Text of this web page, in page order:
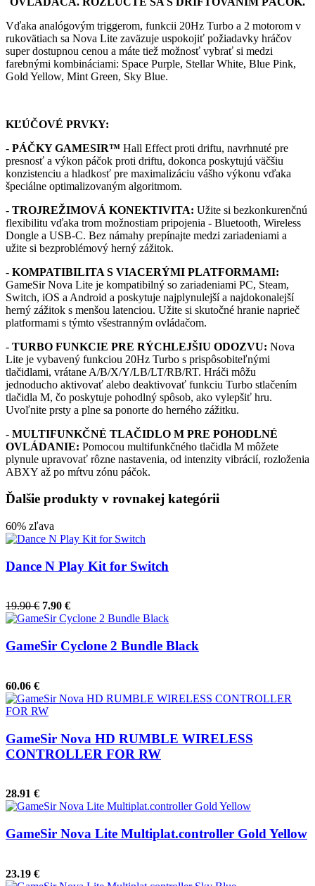
Vďaka analógovým triggerom, funkcii 20Hz Turbo a 2 motorom v
rukovätiach sa Nova Lite zaväzuje uspokojiť požiadavky hráčov
super dostupnou cenou a máte tiež možnosť vybrať si medzi
farebnými kombináciami: Space Purple, Stellar White, Blue Pink,
Gold Yellow, Mint Green, Sky Blue.
KĽÚČOVÉ PRVKY:
- PÁČKY GAMESIR™ Hall Effect proti driftu, navrhnuté pre
presnosť a výkon páčok proti driftu, dokonca poskytujú väčšiu
konzistenciu a hladkosť pre maximalizáciu vášho výkonu vďaka
špeciálne optimalizovaným algoritmom.
- TROJREŽIMOVÁ KONEKTIVITA: Užite si bezkonkurenčnú
flexibilitu vďaka trom možnostiam pripojenia - Bluetooth, Wireless
Dongle a USB-C. Bez námahy prepínajte medzi zariadeniami a
užite si bezproblémový herný zážitok.
- KOMPATIBILITA S VIACERÝMI PLATFORMAMI:
GameSir Nova Lite je kompatibilný so zariadeniami PC, Steam,
Switch, iOS a Android a poskytuje najplynulejší a najdokonalejší
herný zážitok s menšou latenciou. Užite si skutočné hranie naprieč
platformami s týmto všestranným ovládačom.
- TURBO FUNKCIE PRE RÝCHLEJŠIU ODOZVU: Nova
Lite je vybavený funkciou 20Hz Turbo s prispôsobiteľnými
tlačidlami, vrátane A/B/X/Y/LB/LT/RB/RT. Hráči môžu
jednoducho aktivovať alebo deaktivovať funkciu Turbo stlačením
tlačidla M, čo poskytuje pohodlný spôsob, ako vylepšiť hru.
Uvoľnite prsty a plne sa ponorte do herného zážitku.
- MULTIFUNKČNÉ TLAČIDLO M PRE POHODLNÉ
OVLÁDANIE: Pomocou multifunkčného tlačidla M môžete
plynule upravovať rôzne nastavenia, od intenzity vibrácií, rozloženia
ABXY až po mŕtvu zónu páčok.
Ďalšie produkty v rovnakej kategórii
60% zľava
Dance N Play Kit for Switch
19.90 € 7.90 €
GameSir Cyclone 2 Bundle Black
60.06 €
GameSir Nova HD RUMBLE WIRELESS
CONTROLLER FOR RW
28.91 €
GameSir Nova Lite Multiplat.controller Gold Yellow
23.19 €